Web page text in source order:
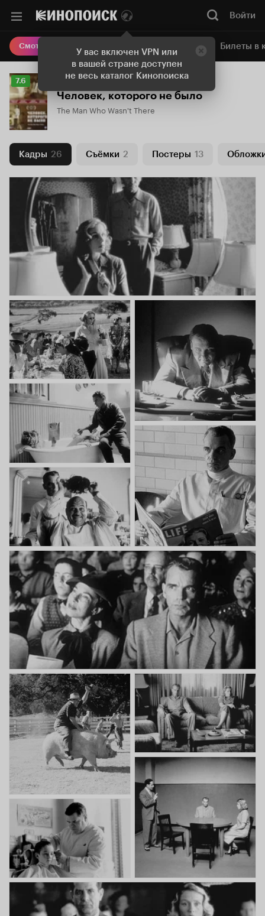
У вас включен VPN или
в вашей стране доступен
не весь каталог Кинопоиска
Войти
Смотреть кино Онлайн-кинотеатр Билеты в
Рейтинг
Кинопоиска
7.6
7.6
Человек, которого не было
The Man Who Wasn't There
Кадры 26 Съёмки 2 Постеры 13